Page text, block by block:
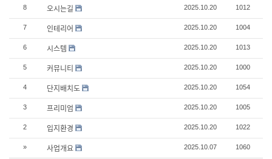
8 오시는길 2025.10.20 1012
7 인테리어 2025.10.20 1004
6 시스템 2025.10.20 1013
5 커뮤니티 2025.10.20 1000
4 단지배치도 2025.10.20 1054
3 프리미엄 2025.10.20 1005
2 입지환경 2025.10.20 1022
» 사업개요 2025.10.07 1060